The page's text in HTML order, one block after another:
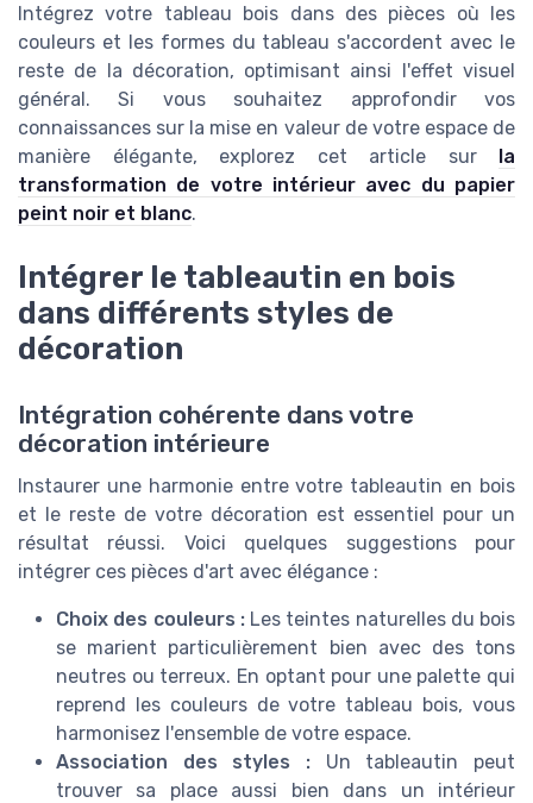
Intégrez votre tableau bois dans des pièces où les
couleurs et les formes du tableau s'accordent avec le
reste de la décoration, optimisant ainsi l'effet visuel
général. Si vous souhaitez approfondir vos
connaissances sur la mise en valeur de votre espace de
manière élégante, explorez cet article sur la
transformation de votre intérieur avec du papier
peint noir et blanc.
Intégrer le tableautin en bois
dans différents styles de
décoration
Intégration cohérente dans votre
décoration intérieure
Instaurer une harmonie entre votre tableautin en bois
et le reste de votre décoration est essentiel pour un
résultat réussi. Voici quelques suggestions pour
intégrer ces pièces d'art avec élégance :
Choix des couleurs :Les teintes naturelles du bois
se marient particulièrement bien avec des tons
neutres ou terreux. En optant pour une palette qui
reprend les couleurs de votre tableau bois, vous
harmonisez l'ensemble de votre espace.
Association des styles : Un tableautin peut
trouver sa place aussi bien dans un intérieur